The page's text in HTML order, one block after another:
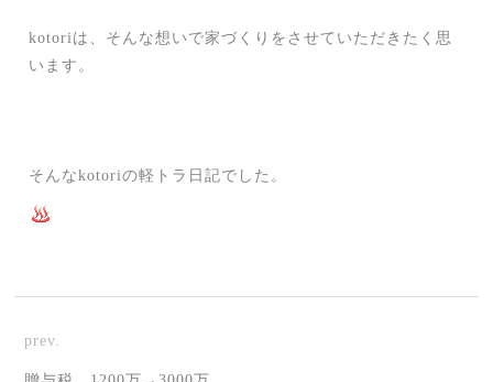
kotoriは、そんな想いで家づくりをさせていただきたく思
います。
そんなkotoriの軽トラ日記でした。
prev.